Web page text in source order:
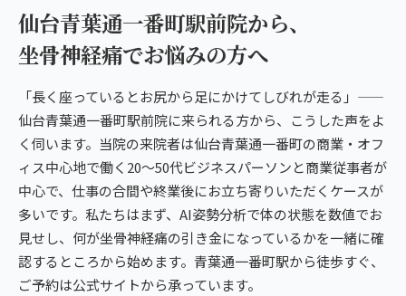
仙台青葉通一番町駅前院から、
坐骨神経痛でお悩みの方へ
「長く座っているとお尻から足にかけてしびれが走る」——
仙台青葉通一番町駅前院に来られる方から、こうした声をよ
く伺います。当院の来院者は仙台青葉通一番町の商業・オフ
ィス中心地で働く20〜50代ビジネスパーソンと商業従事者が
中心で、仕事の合間や終業後にお立ち寄りいただくケースが
多いです。私たちはまず、AI姿勢分析で体の状態を数値でお
見せし、何が坐骨神経痛の引き金になっているかを一緒に確
認するところから始めます。青葉通一番町駅から徒歩すぐ、
ご予約は公式サイトから承っています。